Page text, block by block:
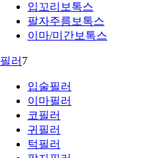
입꼬리보톡스
팔자주름보톡스
이마/미간보톡스
필러 7
입술필러
이마필러
코필러
귀필러
턱필러